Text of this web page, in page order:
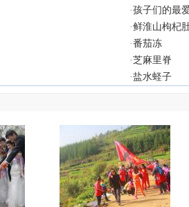
·孩子们的最
·鲜淮山枸杞
·番茄冻
·芝麻里脊
·盐水蛏子